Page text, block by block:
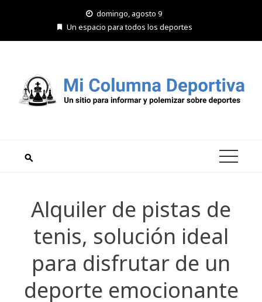
domingo, agosto 9
Un espacio para todos los deportes
Alquiler de pistas de
tenis, solución ideal
para disfrutar de un
deporte emocionante